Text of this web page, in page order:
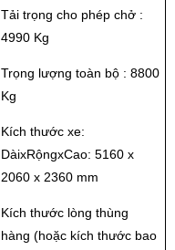
Tải trọng cho phép chở :
4990 Kg
Trọng lượng toàn bộ : 8800
Kg
Kích thước xe:
DàixRộngxCao: 5160 x
2060 x 2360 mm
Kích thước lòng thùng
hàng (hoặc kích thước bao